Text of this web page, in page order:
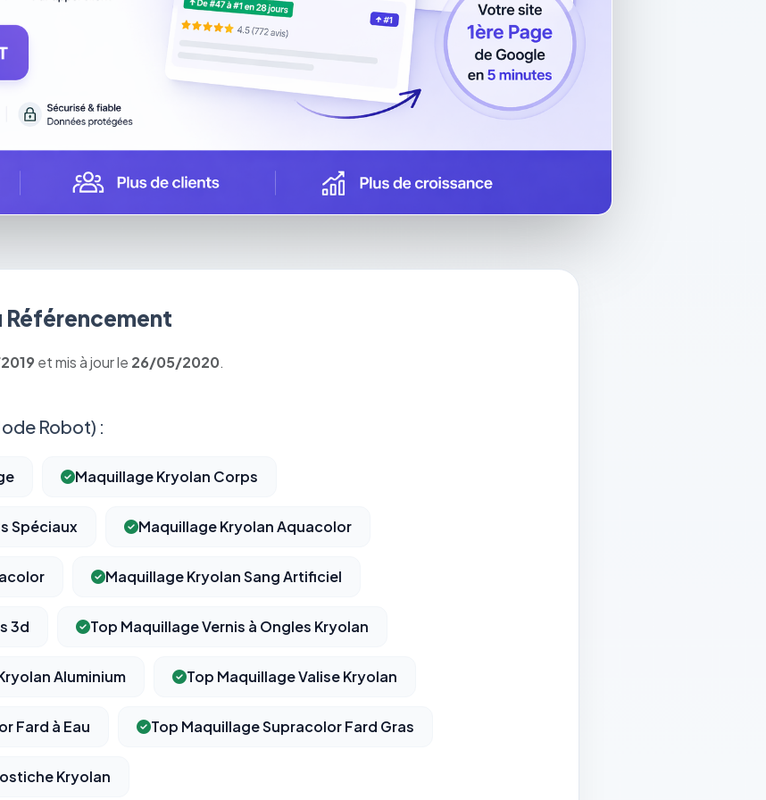
Référencement
et mis à jour le 26/05/2020.
Robot) :
Maquillage Kryolan Corps
Spéciaux Maquillage Kryolan Aquacolor
Maquillage Kryolan Sang Artificiel
3d Top Maquillage Vernis à Ongles Kryolan
Aluminium Top Maquillage Valise Kryolan
Fard à Eau Top Maquillage Supracolor Fard Gras
Kryolan